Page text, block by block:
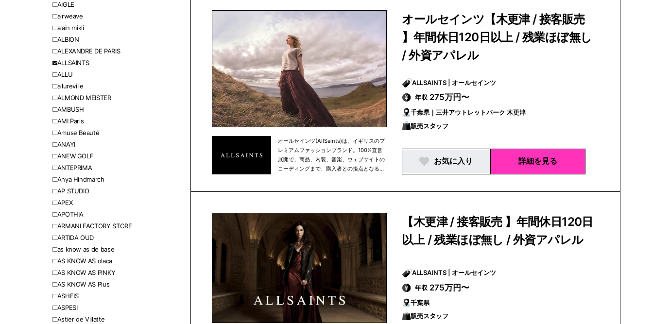
AIGLE
airweave
alain mikli
ALBION
ALEXANDRE DE PARIS
ALLSAINTS
ALLU
allureville
ALMOND MEISTER
AMBUSH
AMI Paris
Amuse Beauté
ANAYI
ANEW GOLF
ANTEPRIMA
Anya Hindmarch
AP STUDIO
APEX
APOTHIA
ARMANI FACTORY STORE
ARTIDA OUD
as know as de base
AS KNOW AS olaca
AS KNOW AS PINKY
AS KNOW AS Plus
ASHEIS
ASPESI
Astier de Villatte
オールセインツ(AllSaints)は、イギリスのプ
レミアムファッションブランド。100%直営
展開で、商品、内装、音楽、ウェブサイトの
コーディングまで、購入者との接点となる場
オールセインツ【木更津 / 接客販売
】年間休日120日以上 / 残業ほぼ無し
/ 外資アパレル
ALLSAINTS | オールセインツ
年収 275万円〜
千葉県｜三井アウトレットパーク 木更津
販売スタッフ
お気に入り 詳細を見る
【木更津 / 接客販売 】年間休日120日
以上 / 残業ほぼ無し / 外資アパレル
ALLSAINTS | オールセインツ
年収 275万円〜
千葉県
販売スタッフ